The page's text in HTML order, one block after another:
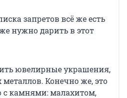
запретов всё же есть
нужно дарить в этот
ювелирные украшения,
Конечно же, это
с камнями: малахитом,